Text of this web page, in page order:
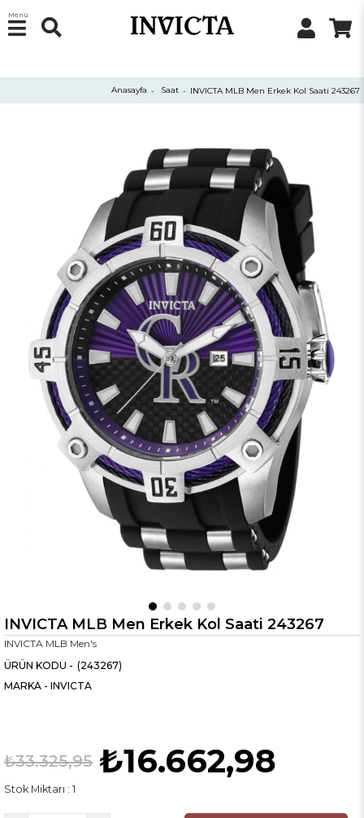
Menü
Anasayfa Saat INVICTA MLB Men Erkek Kol Saati 243267
INVICTA MLB Men Erkek Kol Saati 243267
INVICTA MLB Men's
(243267)
MARKA - INVICTA
₺33.325,95 ₺16.662,98
Stok Miktarı : 1